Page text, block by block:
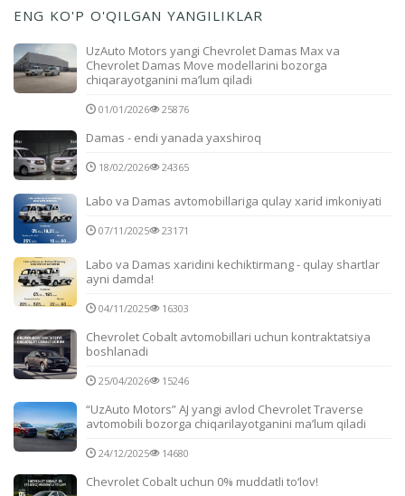
ENG KO'P O'QILGAN YANGILIKLAR
UzAuto Motors yangi Chevrolet Damas Max va
Chevrolet Damas Move modellarini bozorga
chiqarayotganini ma’lum qiladi
01/01/2026 25876
Damas - endi yanada yaxshiroq
18/02/2026 24365
Labo va Damas avtomobillariga qulay xarid imkoniyati
07/11/2025 23171
Labo va Damas xaridini kechiktirmang - qulay shartlar
ayni damda!
04/11/2025 16303
Chevrolet Cobalt avtomobillari uchun kontraktatsiya
boshlanadi
25/04/2026 15246
“UzAuto Motors” AJ yangi avlod Chevrolet Traverse
avtomobili bozorga chiqarilayotganini ma’lum qiladi
24/12/2025 14680
Chevrolet Cobalt uchun 0% muddatli to‘lov!